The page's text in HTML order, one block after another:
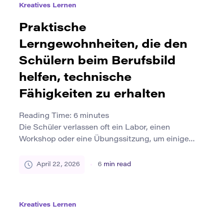
auf die physische Erhaltung, um diese
Materialien zu schützen. Museen […]
Kreatives Lernen
Praktische
Lerngewohnheiten, die den
Schülern beim Berufsbild
helfen, technische
Fähigkeiten zu erhalten
Reading Time: 6 minutes
Die Schüler verlassen oft ein Labor, einen
Workshop oder eine Übungssitzung, um einige
bereits abrutscht. Diese Unterbrechung ist in der
April 22, 2026 6 min read
Kreatives Lernen